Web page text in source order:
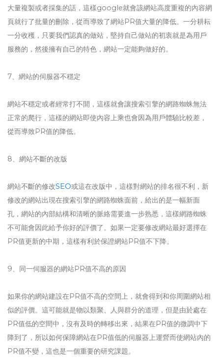
大量複製或者採集的話，這樣google就會該網站高度重複的內容網
頁就行了批量的刪除，從而導致了網站PR值大量的降低。一分耕耘
一分收穫，只要我們認真的做站，堅持自己做站的初衷就是為用戶
服務的，然後擁有自己的特色，網站一定能夠做好的。
7、網站的伺服器不穩定
網站不穩定或者經常打不開，這樣就會讓搜索引擎的網路蜘蛛無法
正常的爬行，這樣的網站即使內容上乘也會因為用戶體驗比較差，
從而導致PR值的降低。
8、網站不斷的改版
網站不斷的修改SEO或這在改版中，這樣對網站的排名很不利，新
修改的網站出現在搜索引擎的網路蜘蛛面前，給出的是一幅新面
孔，網站的內部結構和清晰的脈絡需要進一步熟悉，這樣網路蜘蛛
不可能會因此給予你好的評價了。如果一定要修改網站最好選擇在
PR值更新的中期，這樣有利於保證網站PR值不下降。
9、同一伺服器的網站PR值不高的原因
如果你的網站建設在PR值不高的空間上，就會得到和你周圍網站相
似的評價。這可能就是物以類聚、人與群分的道理，但是由於處在
PR值低的空間中，沒有及時的轉移出來，結果在PR值的微調中下
降到了，所以如何保障網站在PR值低的伺服器上運營而使網站內的
PR值不變，這也是一個重要的研究課題。